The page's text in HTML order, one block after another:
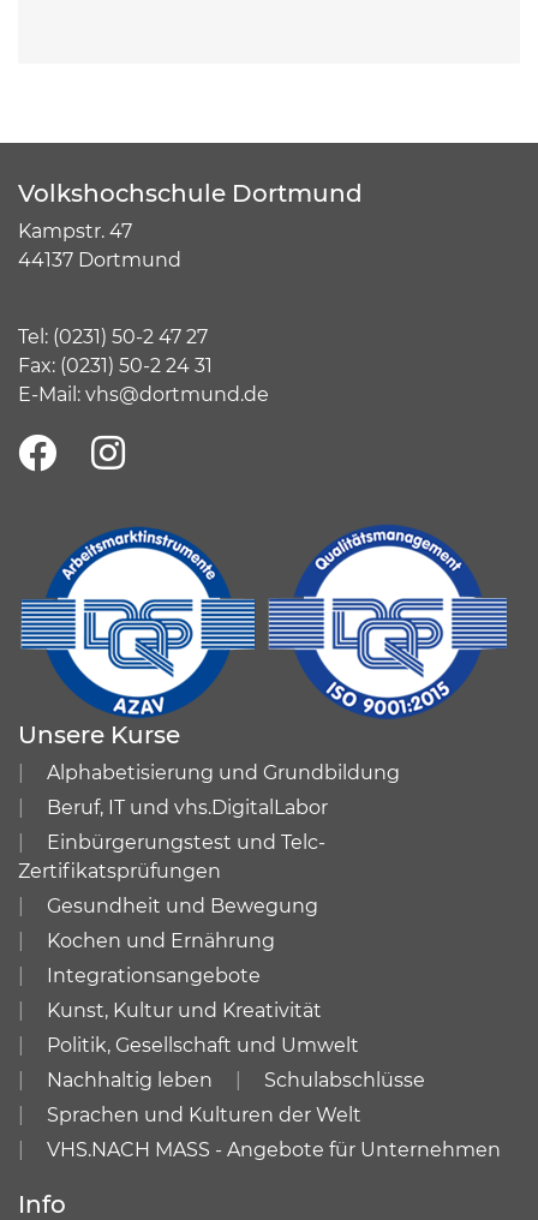
Volkshochschule Dortmund
Kampstr. 47
44137 Dortmund
Tel: (0231) 50-2 47 27
Fax: (0231) 50-2 24 31
E-Mail: vhs@dortmund.de
Unsere Kurse
Alphabetisierung und Grundbildung
Beruf, IT und vhs.DigitalLabor
Einbürgerungstest und Telc-
Zertifikatsprüfungen
Gesundheit und Bewegung
Kochen und Ernährung
Integrationsangebote
Kunst, Kultur und Kreativität
Politik, Gesellschaft und Umwelt
Nachhaltig leben
Schulabschlüsse
Sprachen und Kulturen der Welt
VHS.NACH MASS - Angebote für Unternehmen
Info